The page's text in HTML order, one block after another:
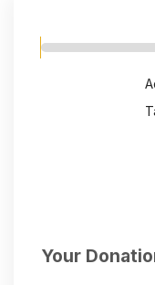
Your